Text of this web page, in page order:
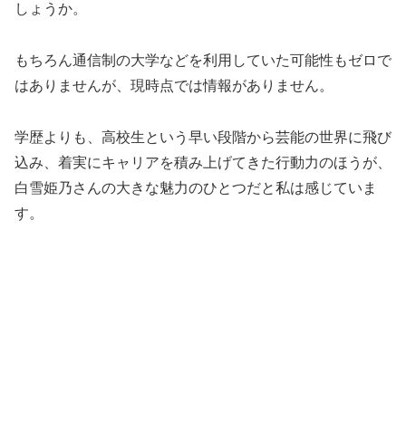
しょうか。
もちろん通信制の大学などを利用していた可能性もゼロで
はありませんが、現時点では情報がありません。
学歴よりも、高校生という早い段階から芸能の世界に飛び
込み、着実にキャリアを積み上げてきた行動力のほうが、
白雪姫乃さんの大きな魅力のひとつだと私は感じていま
す。